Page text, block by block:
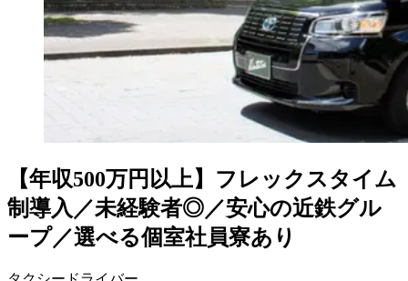
【年収500万円以上】フレックスタイム
制導入／未経験者◎／安心の近鉄グル
ープ／選べる個室社員寮あり